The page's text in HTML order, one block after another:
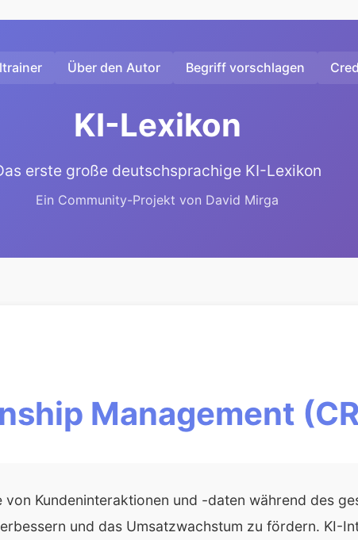
Über den Autor Begriff vorschlagen
KI-Lexikon
erste große deutschsprachige KI-Lexikon
Ein Community-Projekt von David Mirga
Management
Kundeninteraktionen und -daten während des
und das Umsatzwachstum zu fördern. KI-